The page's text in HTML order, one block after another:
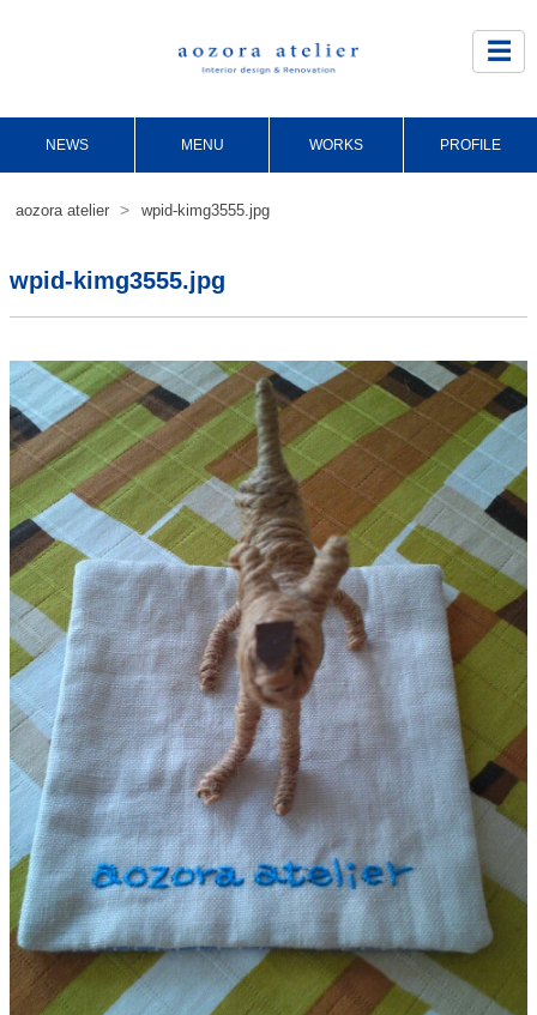
☰
NEWS MENU WORKS PROFILE
aozora atelier > wpid-kimg3555.jpg
wpid-kimg3555.jpg